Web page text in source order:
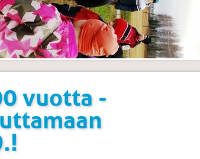
vuotta -